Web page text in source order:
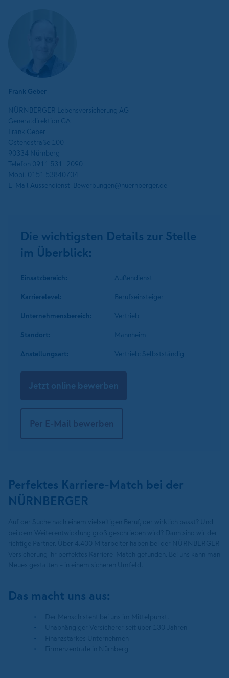
Frank Geber
NÜRNBERGER Lebensversicherung AG
Generaldirektion GA
Frank Geber
Ostendstraße 100
90334 Nürnberg
Telefon 0911 531-2090
Mobil 0151 53840704
E-Mail Aussendienst-Bewerbungen@nuernberger.de
Die wichtigsten Details zur Stelle
im Überblick:
Einsatzbereich:
Außendienst
Karrierelevel:
Berufseinsteiger
Unternehmens­bereich:
Vertrieb
Standort:
Mannheim
Anstellungsart:
Vertrieb: Selbstständig
Jetzt online bewerben
Per E-Mail bewerben
Perfektes Karriere-Match bei der
NÜRNBERGER
Das macht uns aus: